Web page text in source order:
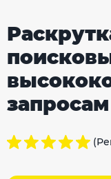
запросам